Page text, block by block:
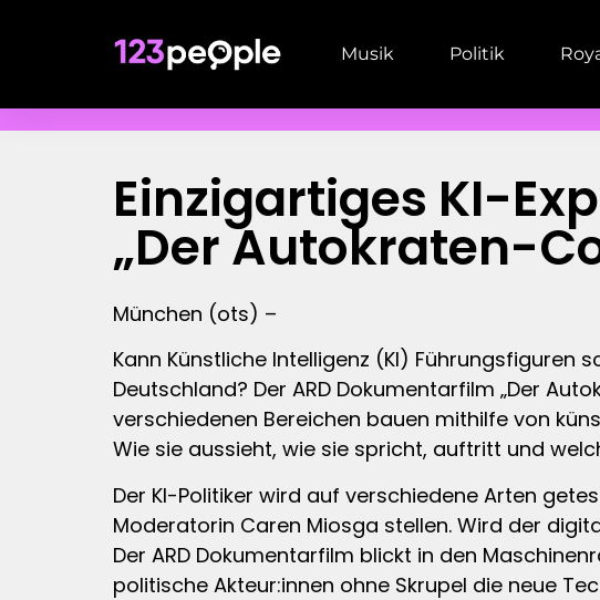
Musik Politik
Einzigartiges KI-
„Der Autokraten-
München (ots) –
Kann Künstliche Intelligenz (KI) Führungsfiguren
Deutschland? Der ARD Dokumentarfilm „Der
verschiedenen Bereichen bauen mithilfe von
Wie sie aussieht, wie sie spricht, auftritt und
Der KI-Politiker wird auf verschiedene Arten
Moderatorin Caren Miosga stellen. Wird der
Der ARD Dokumentarfilm blickt in den
politische Akteur:innen ohne Skrupel die neue